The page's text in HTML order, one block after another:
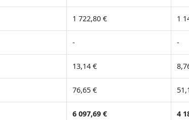
1 722,80 € 1
- -
13,14 €
76,65 €
6 097,69 € 4